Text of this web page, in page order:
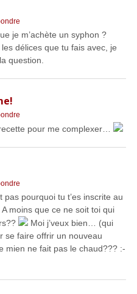
je m’achète un syphon ?
délices que tu fais avec, je
question.
pour me complexer…
pas pourquoi tu t’es inscrite au
moins que ce ne soit toi qui
Moi j’veux bien… (qui
se faire offrir un nouveau
mien ne fait pas le chaud??? :-